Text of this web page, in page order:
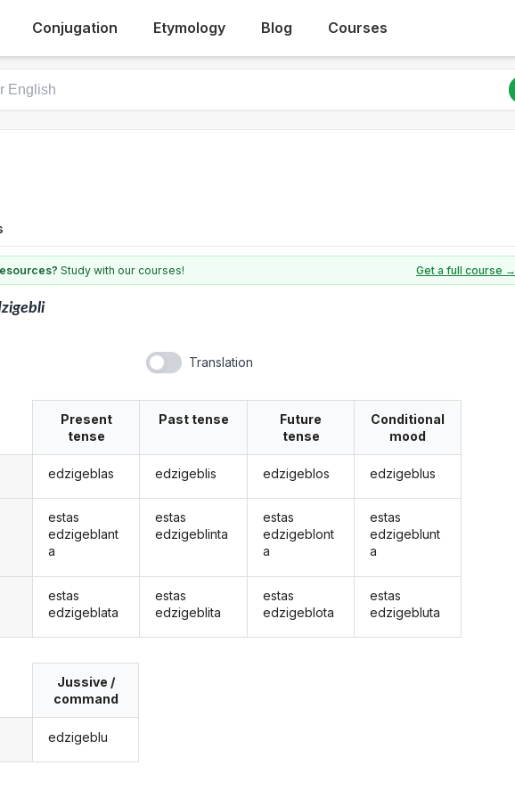
Conjugation Etymology Blog Courses
Study with our courses! Get a full course →
Translation
Present
tense
edzigeblas
estas
edzigeblant
a
estas
edzigeblata
Past tense
edzigeblis
estas
edzigeblinta
estas
edzigeblita
Future
tense
edzigeblos
estas
edzigeblont
a
estas
edzigeblota
Conditional
mood
edzigeblus
estas
edzigeblunt
a
estas
edzigebluta
Jussive /
command
edzigeblu